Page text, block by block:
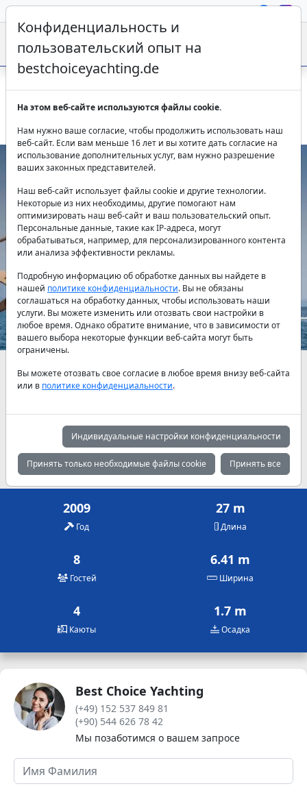
Моторная яхта The Best Way 27м 4 каюты чартер
Previous
Наличие и актуальные цены по договоренности
4,750 € 4,750 € 5,450 €
Август
5,450 €
Сентябрь
4,750 €
Октябрь
4,750 €
2009
Год
27 m
Длина
8
Гостей
6.41 m
Ширина
4
Каюты
1.7 m
Осадка
Best Choice Yachting
(+49) 152 537 849 81
(+90) 544 626 78 42
Мы позаботимся о вашем запросе
Конфиденциальность и
пользовательский опыт на
bestchoiceyachting.de
На этом веб-сайте используются файлы cookie.
Нам нужно ваше согласие, чтобы продолжить использовать наш
веб-сайт. Если вам меньше 16 лет и вы хотите дать согласие на
использование дополнительных услуг, вам нужно разрешение
ваших законных представителей.
Наш веб-сайт использует файлы cookie и другие технологии.
Некоторые из них необходимы, другие помогают нам
оптимизировать наш веб-сайт и ваш пользовательский опыт.
Персональные данные, такие как IP-адреса, могут
обрабатываться, например, для персонализированного контента
или анализа эффективности рекламы.
Подробную информацию об обработке данных вы найдете в
нашей политике конфиденциальности. Вы не обязаны
соглашаться на обработку данных, чтобы использовать наши
услуги. Вы можете изменить или отозвать свои настройки в
любое время. Однако обратите внимание, что в зависимости от
вашего выбора некоторые функции веб-сайта могут быть
ограничены.
Вы можете отозвать свое согласие в любое время внизу веб-сайта
или в политике конфиденциальности.
Индивидуальные настройки конфиденциальности
Принять только необходимые файлы cookie Принять все